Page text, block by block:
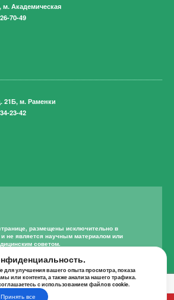
м. Академическая
70-49
21Б, м. Раменки
23-42
размещены исключительно в
не является научным материалом или
советом.
лекарственных средств может
специалистом с учетом
и истории болезни.
улучшения вашего опыта просмотра, показа
или контента, а также анализа нашего трафика.
с использованием файлов cookie.
Принять все